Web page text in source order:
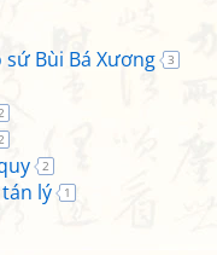
Bùi Bá Xương 3
2
lý 1